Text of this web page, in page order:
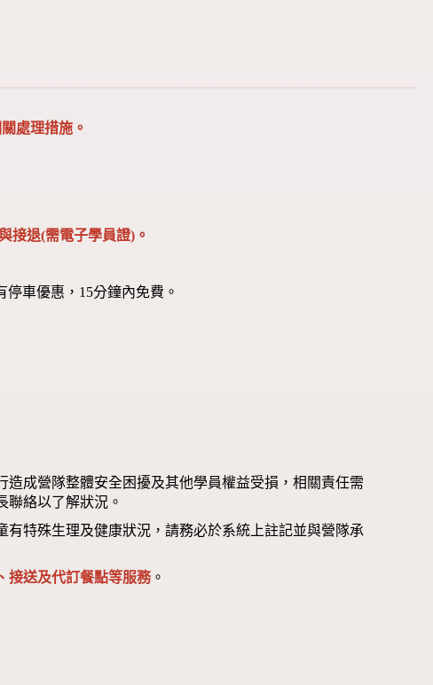
處理措施。
接退(需電子學員證)。
車優惠，15分鐘內免費。
成營隊整體安全困擾及其他學員權益受損，相關責任需
聯絡以了解狀況。
特殊生理及健康狀況，請務必於系統上註記並與營隊承
接送及代訂餐點等服務。